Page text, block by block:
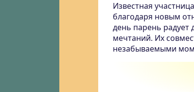
Известная
благодаря новым
день парень
мечтаний. Их
незабываемыми